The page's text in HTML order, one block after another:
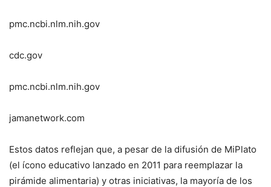
pmc.ncbi.nlm.nih.gov
cdc.gov
pmc.ncbi.nlm.nih.gov
jamanetwork.com
Estos datos reflejan que, a pesar de la difusión de MiPlato
(el ícono educativo lanzado en 2011 para reemplazar la
pirámide alimentaria) y otras iniciativas, la mayoría de los